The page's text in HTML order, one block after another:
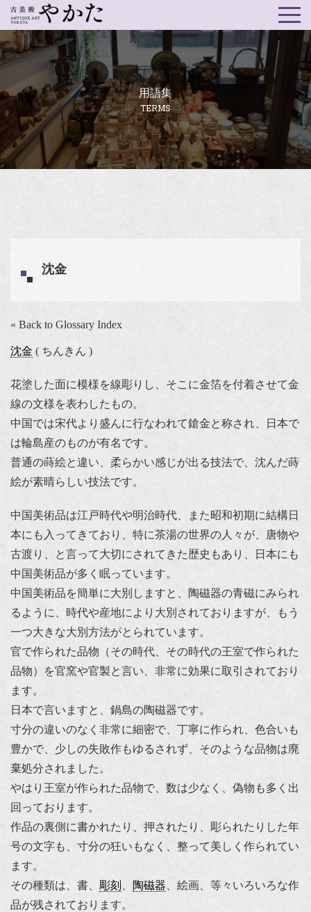
用語集
TERMS
沈金
« Back to Glossary Index
沈金 ( ちんきん )
花塗した面に模様を線彫りし、そこに金箔を付着させて金
線の文様を表わしたもの。
中国では宋代より盛んに行なわれて鎗金と称され、日本で
は輪島産のものが有名です。
普通の蒔絵と違い、柔らかい感じが出る技法で、沈んだ蒔
絵が素晴らしい技法です。
中国美術品は江戸時代や明治時代、また昭和初期に結構日
本にも入ってきており、特に茶湯の世界の人々が、唐物や
古渡り、と言って大切にされてきた歴史もあり、日本にも
中国美術品が多く眠っています。
中国美術品を簡単に大別しますと、陶磁器の青磁にみられ
るように、時代や産地により大別されておりますが、もう
一つ大きな大別方法がとられています。
官で作られた品物（その時代、その時代の王室で作られた
品物）を官窯や官製と言い、非常に効果に取引されており
ます。
日本で言いますと、鍋島の陶磁器です。
寸分の違いのなく非常に細密で、丁寧に作られ、色合いも
豊かで、少しの失敗作もゆるされず、そのような品物は廃
棄処分されました。
やはり王室が作られた品物で、数は少なく、偽物も多く出
回っております。
作品の裏側に書かれたり、押されたり、彫られたりした年
号の文字も、寸分の狂いもなく、整って美しく作られてい
ます。
その種類は、書、 彫刻 陶磁器 、絵画、等々いろいろな作
品が残されております。